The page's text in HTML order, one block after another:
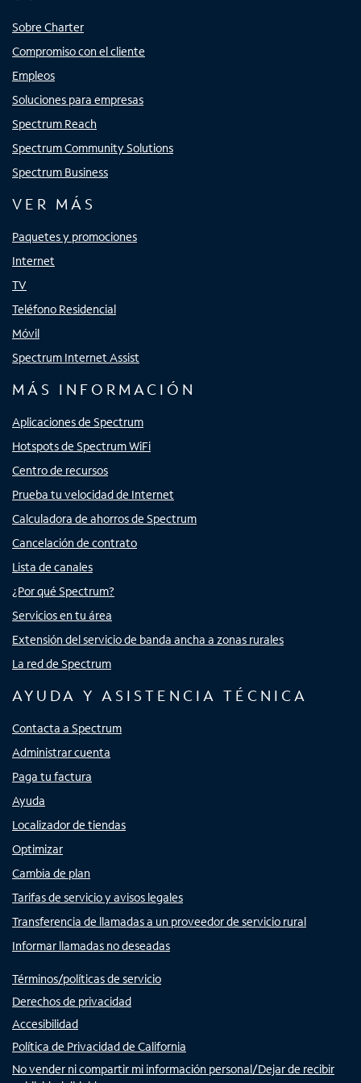
Sobre Charter
Compromiso con el cliente
Empleos
Soluciones para empresas
Spectrum Reach
Spectrum Community Solutions
Spectrum Business
VER MÁS
Paquetes y promociones
Internet
TV
Teléfono Residencial
Móvil
Spectrum Internet Assist
MÁS INFORMACIÓN
Aplicaciones de Spectrum
Hotspots de Spectrum WiFi
Centro de recursos
Prueba tu velocidad de Internet
Calculadora de ahorros de Spectrum
Cancelación de contrato
Lista de canales
¿Por qué Spectrum?
Servicios en tu área
Extensión del servicio de banda ancha a zonas rurales
La red de Spectrum
AYUDA Y ASISTENCIA TÉCNICA
Contacta a Spectrum
Administrar cuenta
Paga tu factura
Ayuda
Localizador de tiendas
Optimizar
Cambia de plan
Tarifas de servicio y avisos legales
Transferencia de llamadas a un proveedor de servicio rural
Informar llamadas no deseadas
Términos/políticas de servicio
Derechos de privacidad
Accesibilidad
Política de Privacidad de California
No vender ni compartir mi información personal/Dejar de recibir